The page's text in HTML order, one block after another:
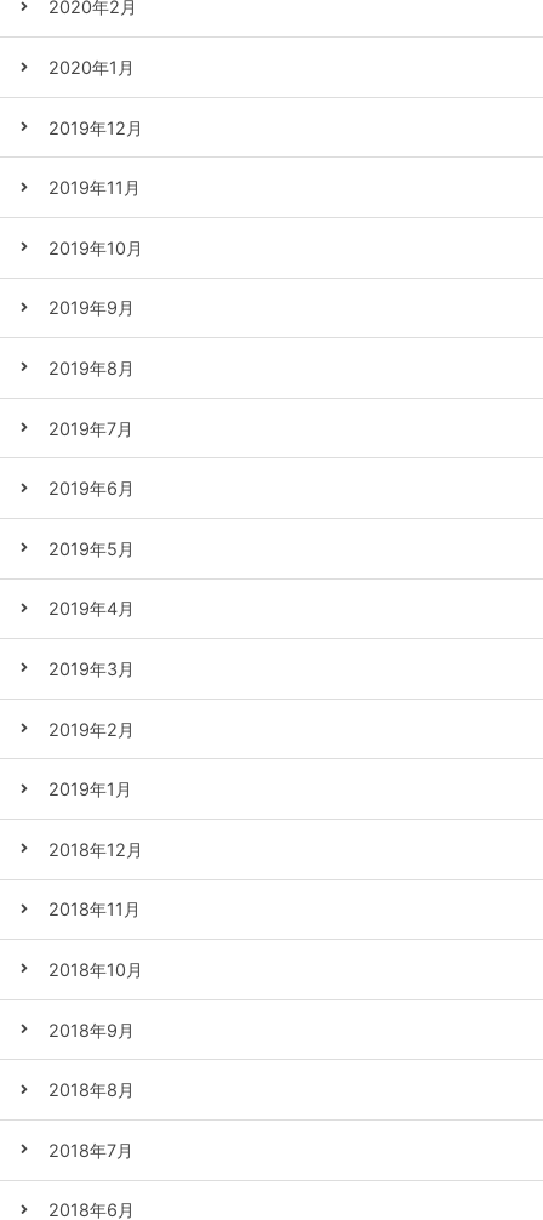
2020年2月
2020年1月
2019年12月
2019年11月
2019年10月
2019年9月
2019年8月
2019年7月
2019年6月
2019年5月
2019年4月
2019年3月
2019年2月
2019年1月
2018年12月
2018年11月
2018年10月
2018年9月
2018年8月
2018年7月
2018年6月